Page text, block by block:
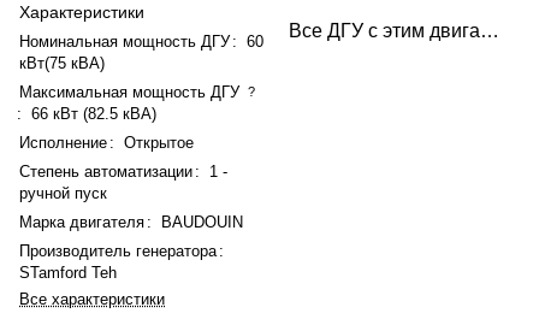
Характеристики
Номинальная мощность ДГУ : 60
кВт(75 кВА)
Максимальная мощность ДГУ ?
: 66 кВт (82.5 кВА)
Исполнение : Открытое
Степень автоматизации :
1 -
ручной пуск
Марка двигателя :
BAUDOUIN
Производитель генератора :
STamford Teh
Все характеристики
Все ДГУ с этим двигателем